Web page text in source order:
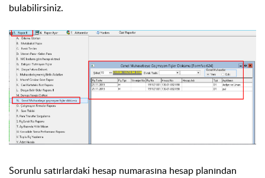
bulabilirsiniz.
Sorunlu satırlardaki hesap numarasına hesap planından